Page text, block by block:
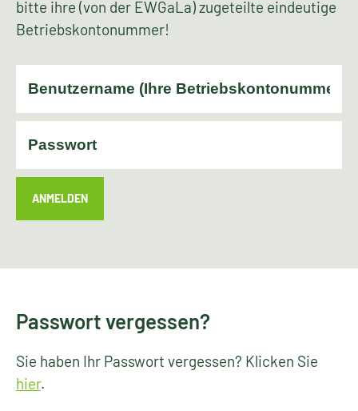
bitte ihre (von der EWGaLa) zugeteilte eindeutige
Betriebskontonummer!
ANMELDEN
Passwort vergessen?
Sie haben Ihr Passwort vergessen? Klicken Sie
hier.